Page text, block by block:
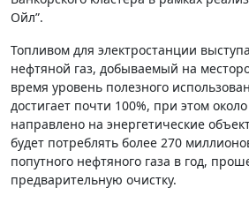
Ойл”.
Топливом для электростанции
нефтяной газ, добываемый на
время уровень полезного
достигает почти 100%, при этом около
направлено на энергетические
будет потреблять более 270
попутного нефтяного газа в год,
предварительную очистку.